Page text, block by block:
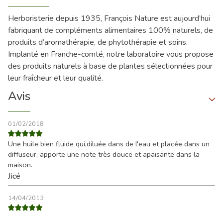
Herboristerie depuis 1935, François Nature est aujourd’hui
fabriquant de compléments alimentaires 100% naturels, de
produits d’aromathérapie, de phytothérapie et soins.
Implanté en Franche-comté, notre laboratoire vous propose
des produits naturels à base de plantes sélectionnées pour
leur fraîcheur et leur qualité.
Avis
01/02/2018
Une huile bien fluide qui,diluée dans de l'eau et placée dans un
diffuseur, apporte une note très douce et apaisante dans la
maison.
Jicé
14/04/2013